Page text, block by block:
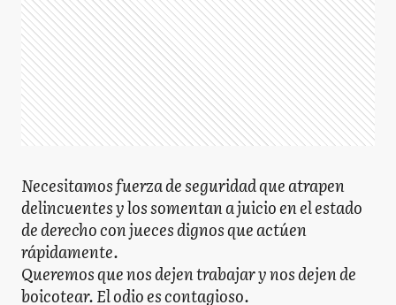
Necesitamos fuerza de seguridad que atrapen
delincuentes y los somentan a juicio en el estado
de derecho con jueces dignos que actúen
rápidamente.
Queremos que nos dejen trabajar y nos dejen de
boicotear. El odio es contagioso.